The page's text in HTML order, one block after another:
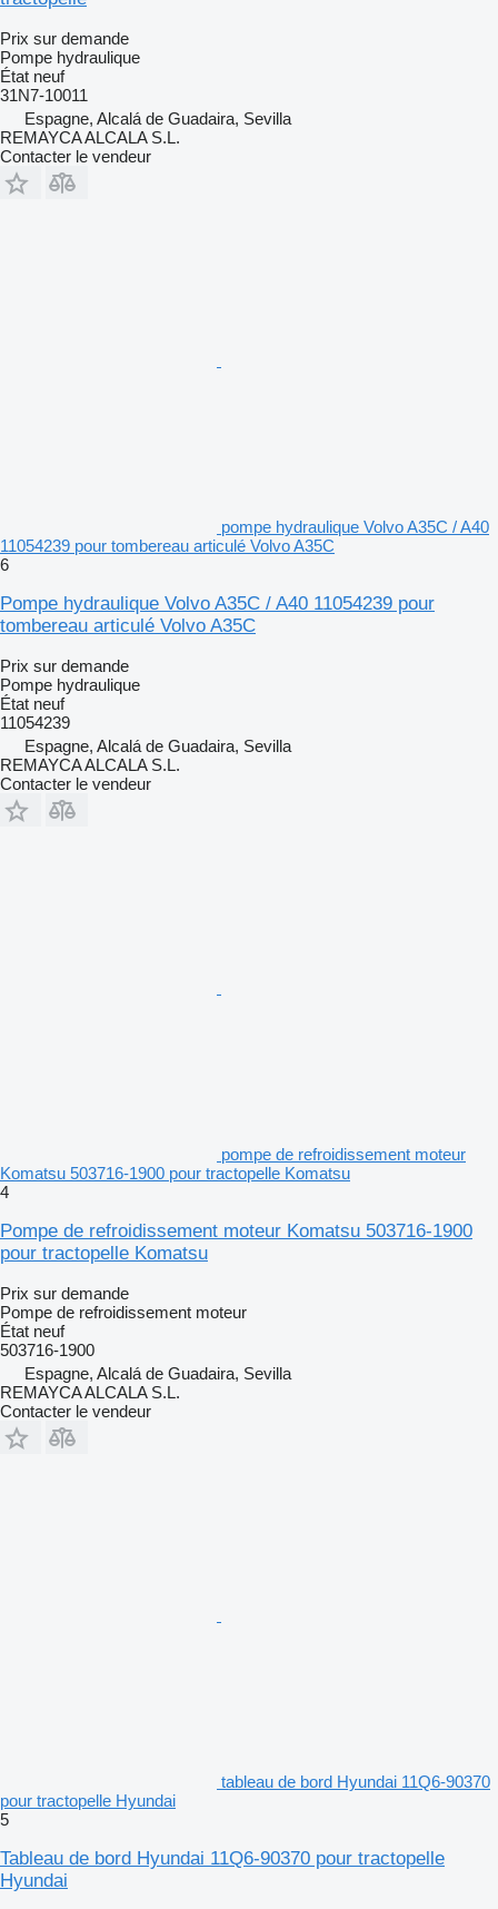
Prix sur demande
Pompe hydraulique
État neuf
31N7-10011
Espagne, Alcalá de Guadaira, Sevilla
REMAYCA ALCALA S.L.
Contacter le vendeur
pompe hydraulique Volvo A35C / A40
11054239 pour tombereau articulé Volvo A35C
6
Pompe hydraulique Volvo A35C / A40 11054239 pour
tombereau articulé Volvo A35C
Prix sur demande
Pompe hydraulique
État neuf
11054239
Espagne, Alcalá de Guadaira, Sevilla
REMAYCA ALCALA S.L.
Contacter le vendeur
pompe de refroidissement moteur
Komatsu 503716-1900 pour tractopelle Komatsu
4
Pompe de refroidissement moteur Komatsu 503716-1900
pour tractopelle Komatsu
Prix sur demande
Pompe de refroidissement moteur
État neuf
503716-1900
Espagne, Alcalá de Guadaira, Sevilla
REMAYCA ALCALA S.L.
Contacter le vendeur
tableau de bord Hyundai 11Q6-90370
pour tractopelle Hyundai
5
Tableau de bord Hyundai 11Q6-90370 pour tractopelle
Hyundai